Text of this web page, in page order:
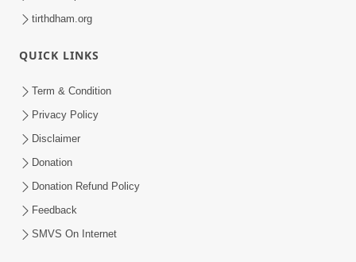
tirthdham.org
QUICK LINKS
Term & Condition
Privacy Policy
Disclaimer
Donation
Donation Refund Policy
Feedback
SMVS On Internet